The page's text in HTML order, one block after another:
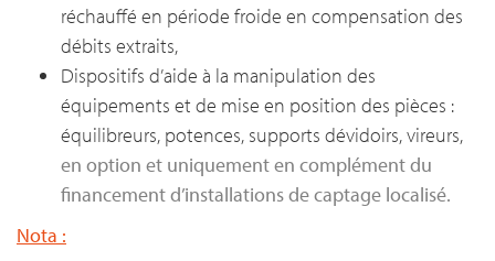
réchauffé en période froide en compensation des
débits extraits,
Dispositifs d’aide à la manipulation des
équipements et de mise en position des pièces :
équilibreurs, potences, supports dévidoirs, vireurs,
en option et uniquement en complément du
financement d’installations de captage localisé.
Nota :